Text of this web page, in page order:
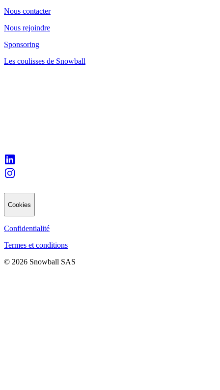
Nous contacter
Nous rejoindre
Sponsoring
Les coulisses de Snowball
Cookies
Confidentialité
Termes et conditions
© 2026 Snowball SAS